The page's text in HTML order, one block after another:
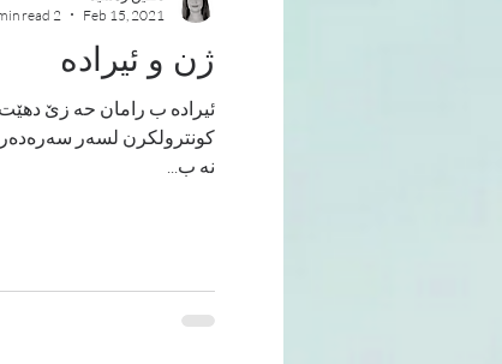
ژن و ئیراده‌
ئیراده‌ ب رامان حه‌ زێ
كونترولكرن لسه‌ر
نه‌ ب...
Feb 15, 2021
2 min read